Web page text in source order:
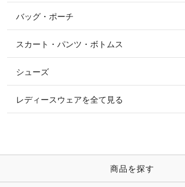
ニット・セーター
シャツ・ブラウス・ワンピース
ソックス
ベルト
マフラー・スカーフ・ストール・スヌード
時計・財布・キーケース・革小物
すべてのアクセサリー
リング
ピアス・イヤリング
ピン・ブローチ・コサージュ
バッグ・ポーチ
スカート・パンツ・ボトムス
シューズ
レディースウェアを全て見る
商品を探す